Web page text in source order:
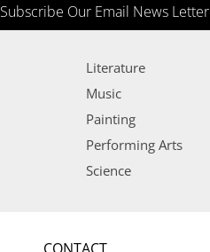
Subscribe Our Email News Letter
Literature
Music
Painting
Performing Arts
Science